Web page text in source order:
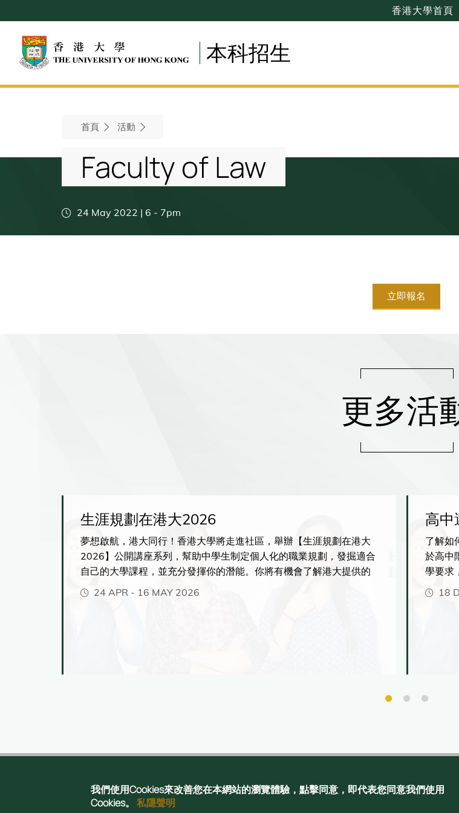
to
main
content
香港大學首頁
本科招生
Breadcrumb
首頁 活動
Faculty of Law
24 May 2022 | 6 - 7pm
立即報名
更多活
生涯規劃在港大2026
夢想啟航，港大同行！香港大學將走進社區，舉辦【生涯規劃在港大
2026】公開講座系列，幫助中學生制定個人化的職業規劃，發掘適合
自己的大學課程，並充分發揮你的潛能。你將有機會了解港大提供的
各種獨特學習體驗，包括緊貼市場發展、前沿人工智能相關的創新課
24 APR - 16 MAY 2026
高中
了解如
於高中
學要求
業表現
18
Copyright © 2025 Admissions Office, The Registry, The University of
我們使用Cookies來改善您在本網站的瀏覽體驗，點擊同意，即代表您同意我們使用
Cookies。私隱聲明